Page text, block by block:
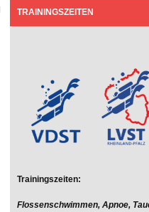
TRAININGSZEITEN
Trainingszeiten:
Flossenschwimmen, Apnoe,